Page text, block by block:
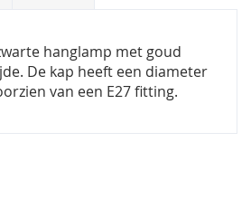
hanglamp met goud
De kap heeft een diameter
van een E27 fitting.